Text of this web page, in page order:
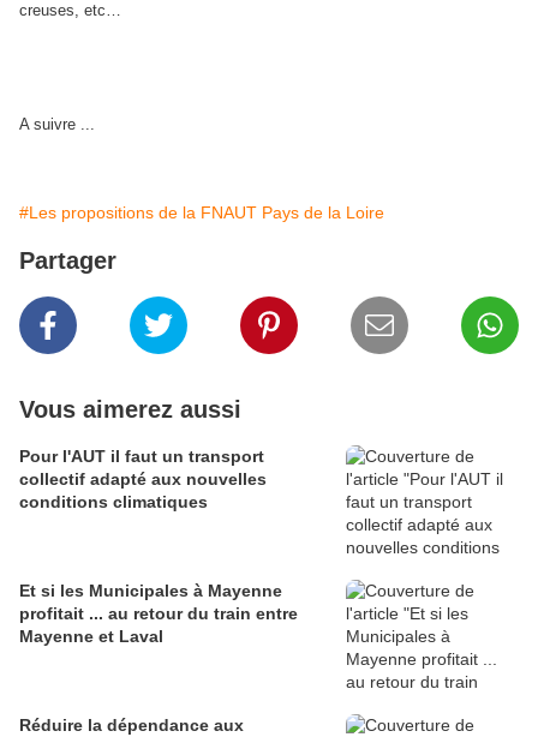
creuses, etc…
A suivre ...
#Les propositions de la FNAUT Pays de la Loire
Partager
Vous aimerez aussi
Pour l'AUT il faut un transport
collectif adapté aux nouvelles
conditions climatiques
Et si les Municipales à Mayenne
profitait ... au retour du train entre
Mayenne et Laval
Réduire la dépendance aux